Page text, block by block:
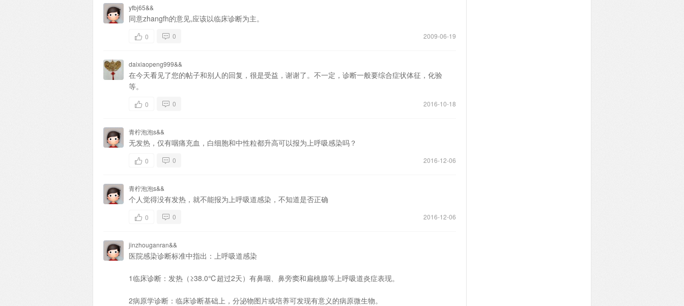
yfbj65&&
同意zhangfh的意见,应该以临床诊断为主。
2009-06-19
0 0
daixiaopeng999&&
在今天看见了您的帖子和别人的回复，很是受益，谢谢了。不一定，诊断一般要综合症状体征，化验
等。
2016-10-18
0 0
青柠泡泡s&&
无发热，仅有咽痛充血，白细胞和中性粒都升高可以报为上呼吸感染吗？
2016-12-06
0 0
青柠泡泡s&&
个人觉得没有发热，就不能报为上呼吸道感染，不知道是否正确
2016-12-06
0 0
jinzhouganran&&
医院感染诊断标准中指出：上呼吸道感染
1临床诊断：发热（≥38.0℃超过2天）有鼻咽、鼻旁窦和扁桃腺等上呼吸道炎症表现。
2病原学诊断：临床诊断基础上，分泌物图片或培养可发现有意义的病原微生物。